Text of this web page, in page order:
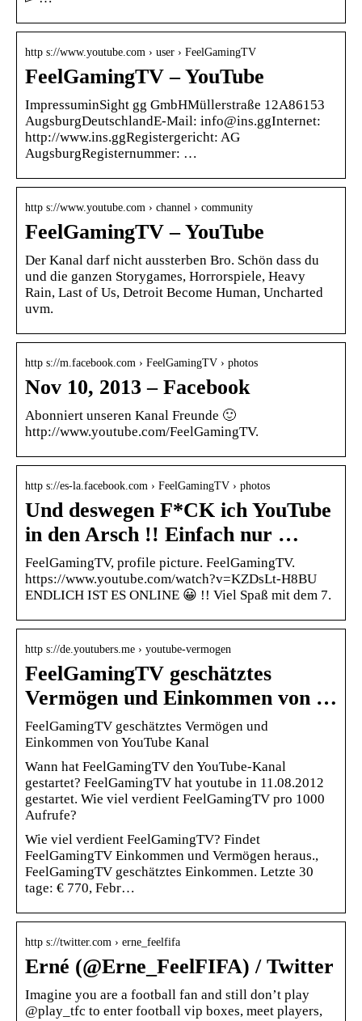
http s://www.youtube.com › user › FeelGamingTV
FeelGamingTV – YouTube
ImpressuminSight gg GmbHMüllerstraße 12A86153
AugsburgDeutschlandE-Mail: info@ins.ggInternet:
http://www.ins.ggRegistergericht: AG
AugsburgRegisternummer: …
http s://www.youtube.com › channel › community
FeelGamingTV – YouTube
Der Kanal darf nicht aussterben Bro. Schön dass du
und die ganzen Storygames, Horrorspiele, Heavy
Rain, Last of Us, Detroit Become Human, Uncharted
uvm.
http s://m.facebook.com › FeelGamingTV › photos
Nov 10, 2013 – Facebook
Abonniert unseren Kanal Freunde 🙂
http://www.youtube.com/FeelGamingTV.
http s://es-la.facebook.com › FeelGamingTV › photos
Und deswegen F*CK ich YouTube
in den Arsch !! Einfach nur …
FeelGamingTV, profile picture. FeelGamingTV.
https://www.youtube.com/watch?v=KZDsLt-H8BU
ENDLICH IST ES ONLINE 😀 !! Viel Spaß mit dem 7.
http s://de.youtubers.me › youtube-vermogen
FeelGamingTV geschätztes
Vermögen und Einkommen von …
FeelGamingTV geschätztes Vermögen und
Einkommen von YouTube Kanal
Wann hat FeelGamingTV den YouTube-Kanal
gestartet? FeelGamingTV hat youtube in 11.08.2012
gestartet. Wie viel verdient FeelGamingTV pro 1000
Aufrufe?
Wie viel verdient FeelGamingTV? Findet
FeelGamingTV Einkommen und Vermögen heraus.,
FeelGamingTV geschätztes Einkommen. Letzte 30
tage: € 770, Febr…
http s://twitter.com › erne_feelfifa
Erné (@Erne_FeelFIFA) / Twitter
Imagine you are a football fan and still don’t play
@play_tfc to enter football vip boxes, meet players,